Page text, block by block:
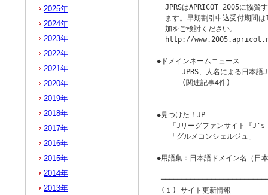
JPRSはAPRICOT 2005に協賛す
ます。早期割引申込受付期間
  加をご検討ください。
http://
◆ドメインネームニュース
- JPRS、人名による日本語
      (関連記事4件)
◆見つけた！JP
「Jリーグファンサイト『
   「グルメコンシェルジュ」
◆用語集：日本語ドメイン名（日
(１) サイト更新情報
2025年
2024年
2023年
2022年
2021年
2020年
2019年
2018年
2017年
2016年
2015年
2014年
2013年